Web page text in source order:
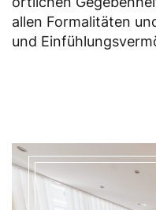
allen Formalitäten
und